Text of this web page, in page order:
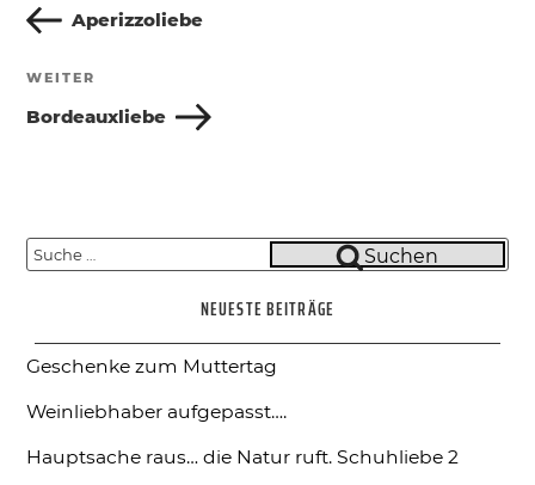
BeitragAperizzoliebe
Nächster
Beitrag
WEITER
Bordeauxliebe
Suche
Suchen
NEUESTE BEITRÄGE
Geschenke zum Muttertag
Weinliebhaber aufgepasst….
Hauptsache raus… die Natur ruft. Schuhliebe 2